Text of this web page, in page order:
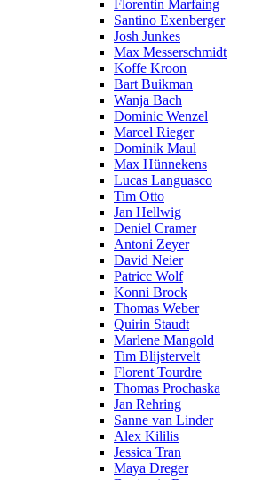
Florentin Marfaing
Santino Exenberger
Josh Junkes
Max Messerschmidt
Koffe Kroon
Bart Buikman
Wanja Bach
Dominic Wenzel
Marcel Rieger
Dominik Maul
Max Hünnekens
Lucas Languasco
Tim Otto
Jan Hellwig
Deniel Cramer
Antoni Zeyer
David Neier
Patricc Wolf
Konni Brock
Thomas Weber
Quirin Staudt
Marlene Mangold
Tim Blijstervelt
Florent Tourdre
Thomas Prochaska
Jan Rehring
Sanne van Linder
Alex Kililis
Jessica Tran
Maya Dreger